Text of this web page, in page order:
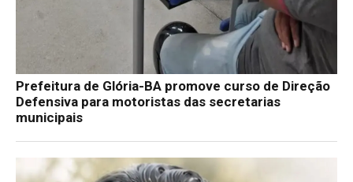
Prefeitura de Glória-BA promove curso de Direção
Defensiva para motoristas das secretarias
municipais